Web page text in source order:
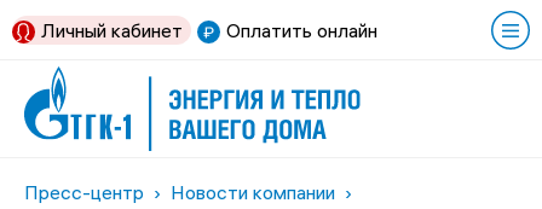
Оплатить онлайн
Личный кабинет
Пресс-центр Новости компании